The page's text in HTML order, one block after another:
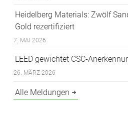
Heidelberg Materials: Zwölf
Gold rezertifiziert
7. MAI 2026
LEED gewichtet CSC-
26. MÄRZ 2026
Alle Meldungen